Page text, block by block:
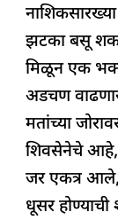
झटका बसू
मिळून एक
अडचण
मतांच्या
शिवसेनेचे आहे,
जर एकत्र
धूसर